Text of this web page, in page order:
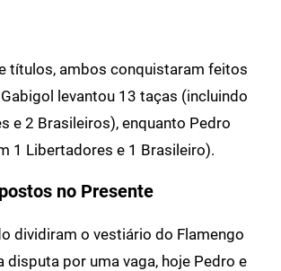
títulos, ambos conquistaram feitos
levantou 13 taças (incluindo
e 2 Brasileiros), enquanto Pedro
1 Libertadores e 1 Brasileiro).
no Presente
dividiram o vestiário do Flamengo
disputa por uma vaga, hoje Pedro e